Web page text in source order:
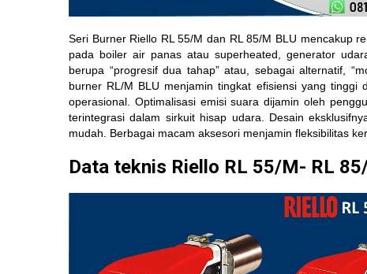
Seri Burner Riello RL55/M dan RL 85/M BLU mencakup
pada boiler air panas atau superheated, generator
berupa “progresif dua tahap” atau, sebagai alternatif,
burner RL/M BLU menjamin tingkat efisiensi yang
operasional. Optimalisasi emisi suara dijamin oleh
terintegrasi dalam sirkuit hisap udara. Desain
mudah. Berbagai macam aksesori menjamin fleksibilitas
Data teknis Riello RL 55/M- RL